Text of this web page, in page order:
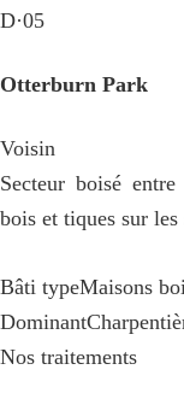
D·05
Otterburn Park
Voisin
Secteur boisé
bois et tiques sur les
Bâti typeMaisons
Dominant
Nos traitements